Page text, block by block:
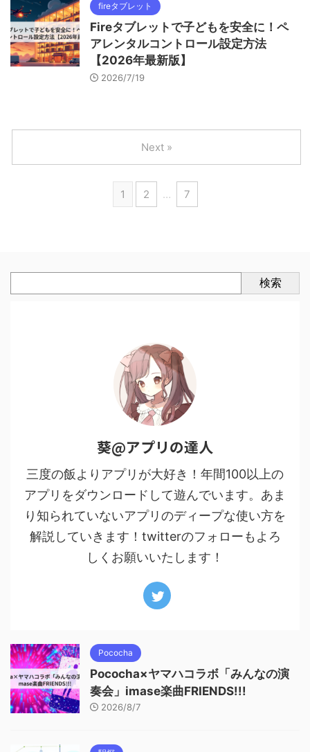
fireタブレット
Fireタブレットで子どもを安全に！ペ
アレンタルコントロール設定方法
【2026年最新版】
2026/7/19
1 2 … 7
Next »
検索
葵@アプリの達人
三度の飯よりアプリが大好き！年間100以上の
アプリをダウンロードして遊んでいます。あま
り知られていないアプリのディープな使い方を
解説していきます！twitterのフォローもよろ
しくお願いいたします！
Pococha
Pococha×ヤマハコラボ「みんなの演
奏会」imase楽曲FRIENDS!!!
2026/8/7